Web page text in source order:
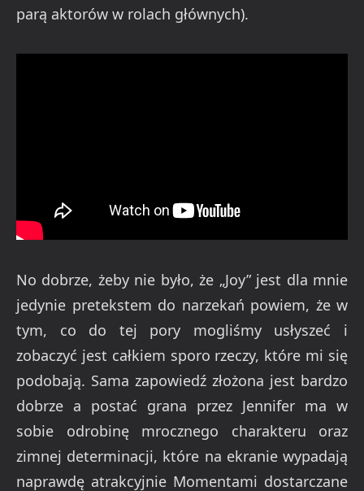
parą aktorów w rolach głównych).
No dobrze, żeby nie było, że „Joy” jest dla mnie
jedynie pretekstem do narzekań powiem, że w
tym, co do tej pory mogliśmy usłyszeć i
zobaczyć jest całkiem sporo rzeczy, które mi się
podobają. Sama zapowiedź złożona jest bardzo
dobrze a postać grana przez Jennifer ma w
sobie odrobinę mrocznego charakteru oraz
zimnej determinacji, które na ekranie wypadają
naprawdę atrakcyjnie Momentami dostarczane